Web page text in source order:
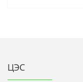
ЦЭС